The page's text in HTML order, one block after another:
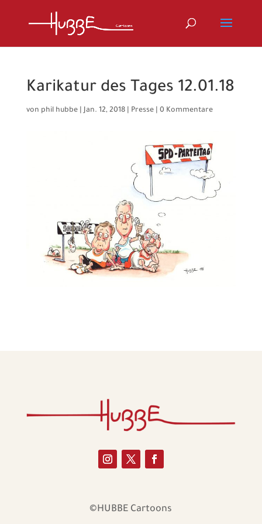
Karikatur des Tages 12.01.18
von phil hubbe|Jan. 12, 2018| Presse| 0 Kommentare
©HUBBE Cartoons